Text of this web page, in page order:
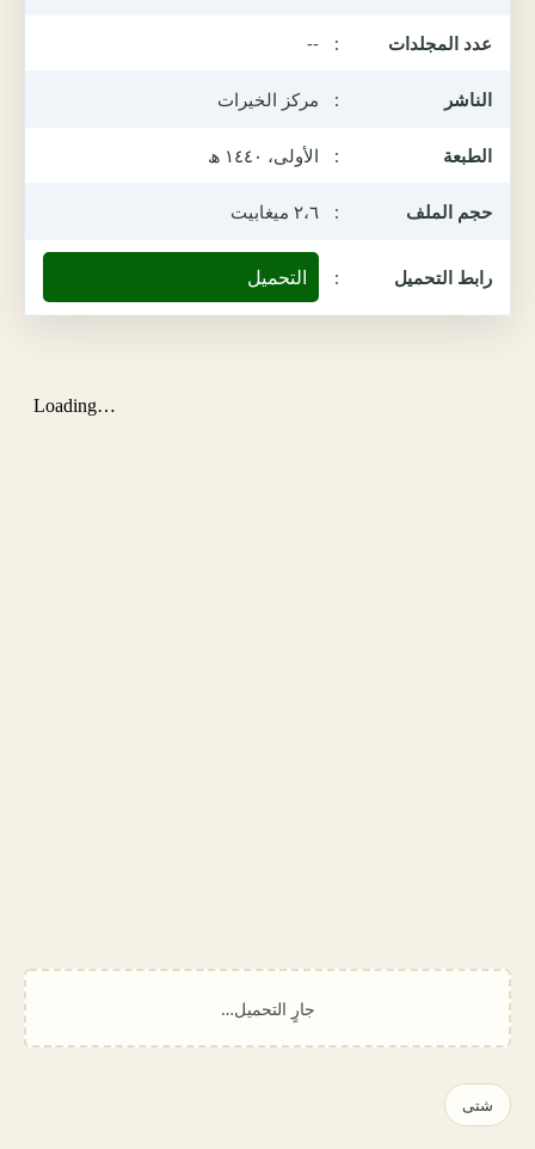
عدد المجلدات :
--
الناشر : مركز الخيرات
الطبعة : الأولى، ١٤٤٠ ھ
حجم الملف : ٢،٦ ميغابيت
رابط التحميل : التحميل